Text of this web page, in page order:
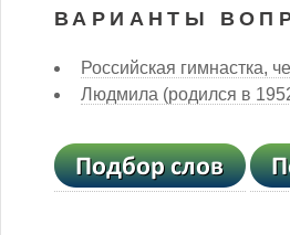
ВАРИАНТЫ
Российская гимнастка,
Людмила (родился в